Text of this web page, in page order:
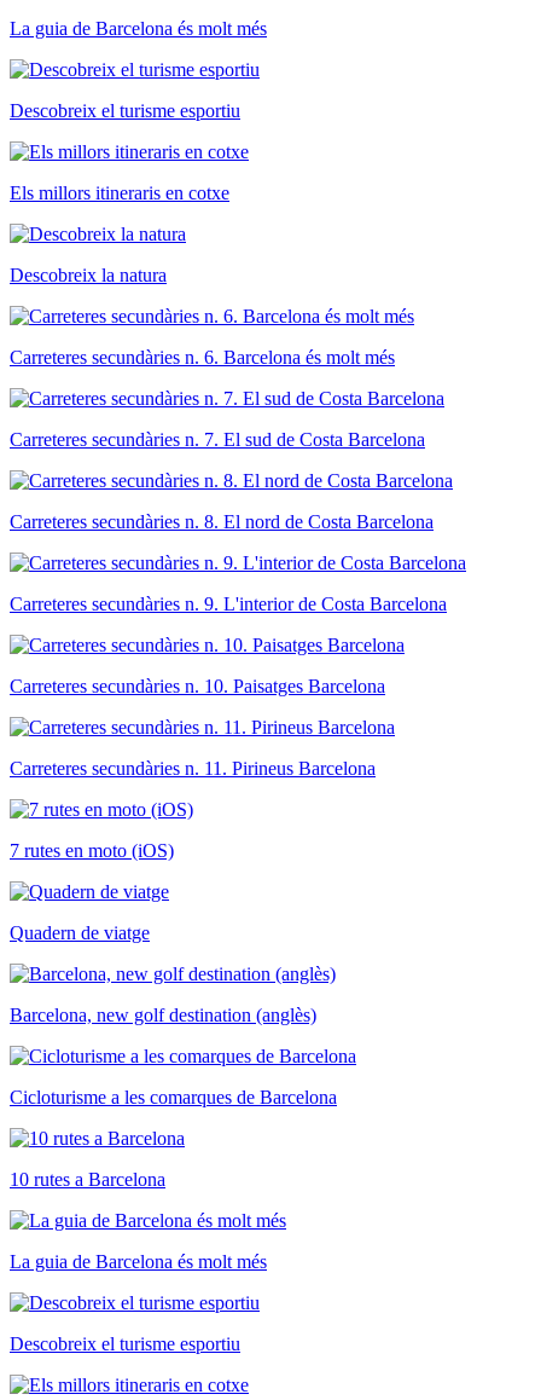
La guia de Barcelona és molt més
Descobreix el turisme esportiu
Els millors itineraris en cotxe
Descobreix la natura
Carreteres secundàries n. 6. Barcelona és molt més
Carreteres secundàries n. 7. El sud de Costa Barcelona
Carreteres secundàries n. 8. El nord de Costa Barcelona
Carreteres secundàries n. 9. L'interior de Costa Barcelona
Carreteres secundàries n. 10. Paisatges Barcelona
Carreteres secundàries n. 11. Pirineus Barcelona
7 rutes en moto (iOS)
Quadern de viatge
Barcelona, new golf destination (anglès)
Cicloturisme a les comarques de Barcelona
10 rutes a Barcelona
La guia de Barcelona és molt més
Descobreix el turisme esportiu